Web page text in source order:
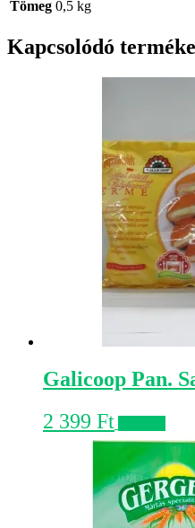
Tömeg 0,5 kg
Kapcsolódó
Galicoop Pan.
2 399 Ft